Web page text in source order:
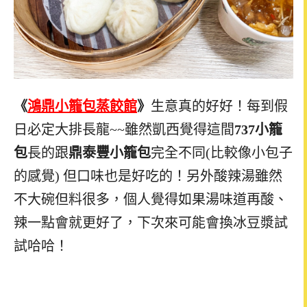
《鴻鼎小籠包蒸餃館》 生意真的好好！每到假
日必定大排長龍~~雖然凱西覺得這間737小籠
包長的跟鼎泰豐小籠包完全不同(比較像小包子
的感覺) 但口味也是好吃的！另外酸辣湯雖然
不大碗但料很多，個人覺得如果湯味道再酸、
辣一點會就更好了，下次來可能會換冰豆漿試
試哈哈！